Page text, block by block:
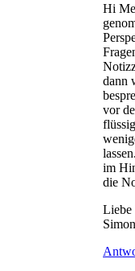
Hi
dann
vor
im
die
Liebe
Simon